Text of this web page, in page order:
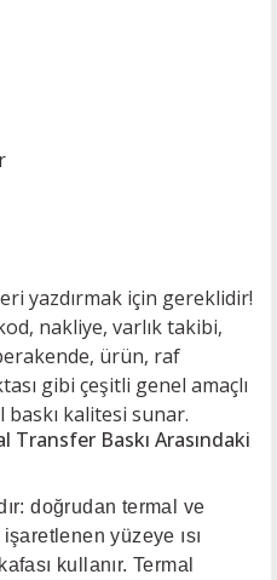
yazdırmak için gereklidir!
nakliye, varlık takibi,
ürün, raf
gibi çeşitli genel amaçlı
kalitesi sunar.
Baskı Arasındaki
doğrudan termal ve
yüzeye ısı
kullanır. Termal